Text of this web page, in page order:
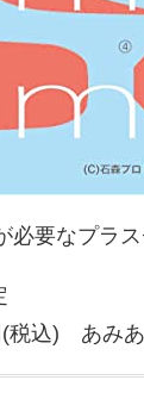
要なプラ
税込) あみあ